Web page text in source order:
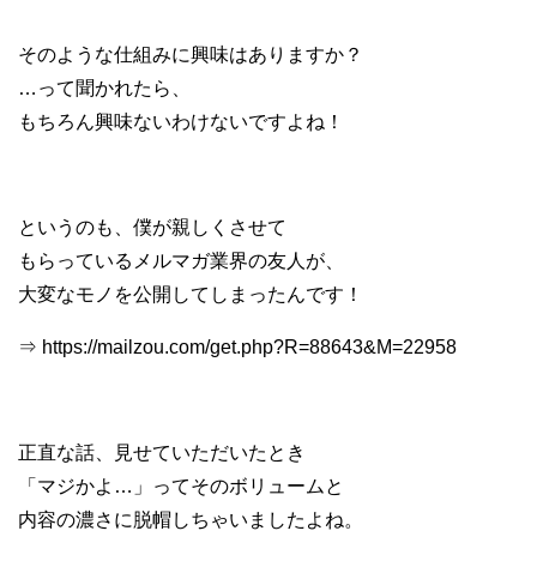
そのような仕組みに興味はありますか？
…って聞かれたら、
もちろん興味ないわけないですよね！
というのも、僕が親しくさせて
もらっているメルマガ業界の友人が、
大変なモノを公開してしまったんです！
⇒ https://mailzou.com/get.php?R=88643&M=22958
正直な話、見せていただいたとき
「マジかよ…」ってそのボリュームと
内容の濃さに脱帽しちゃいましたよね。